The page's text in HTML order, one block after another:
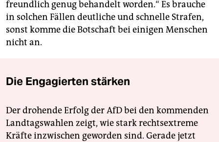
freundlich genug behandelt worden.“ Es brauche
in solchen Fällen deutliche und schnelle Strafen,
sonst komme die Botschaft bei einigen Menschen
nicht an.
Die Engagierten stärken
Der drohende Erfolg der AfD bei den kommenden
Landtagswahlen zeigt, wie stark rechtsextreme
Kräfte inzwischen geworden sind. Gerade jetzt